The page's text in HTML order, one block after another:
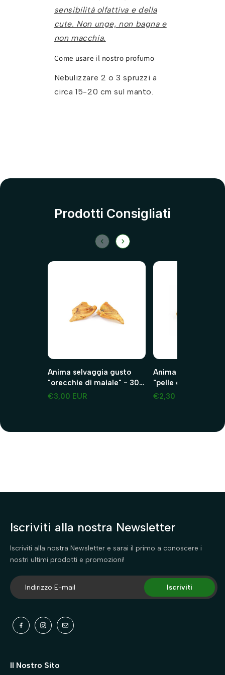
sensibilità olfattiva e della
cute. Non unge, non bagna e
non macchia.
Come usare il nostro profumo
Nebulizzare 2 o 3 spruzzi a
circa 15-20 cm sul manto.
Prodotti Consigliati
Anima selvaggia gusto
"orecchie di maiale" - 30g
maiale 2 pezzi
€3,00 EUR
Anima selvaggia
"pelle di testa per
45g manzo 2 pezzi
€2,30 EUR
Iscriviti alla nostra Newsletter
Iscriviti alla nostra Newsletter e sarai il primo a conoscere i
nostri ultimi prodotti e promozioni!
Iscriviti
Il Nostro Sito